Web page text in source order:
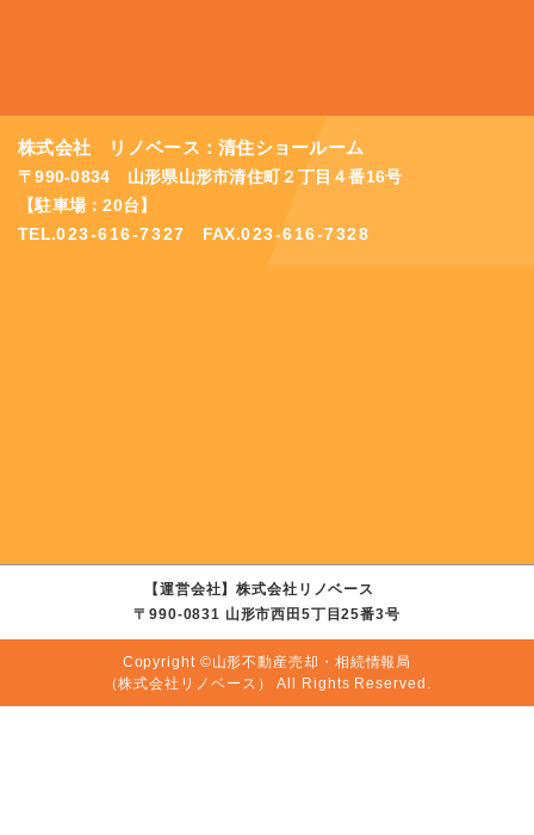
株式会社 リノベース：清住ショールーム
〒990-0834 山形県山形市清住町２丁目４番16号
【駐車場：20台】
TEL.023-616-7327 FAX.023-616-7328
【運営会社】株式会社リノベース
〒990-0831 山形市西田5丁目25番3号
Copyright ©山形不動産売却・相続情報局
（株式会社リノベース）
All Rights Reserved.